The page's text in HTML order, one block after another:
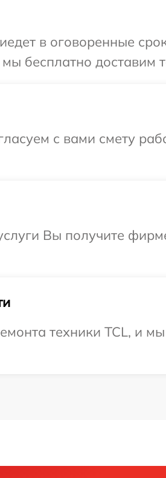
в оговоренные
бесплатно доставим
с вами смету
Вы получите
техники TCL, и мы